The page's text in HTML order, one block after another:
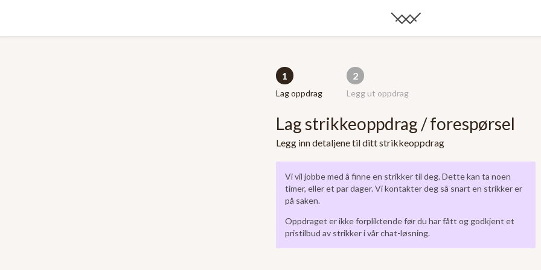
1
Lag oppdrag
2
Legg ut oppdrag
Lag strikkeoppdrag / forespørsel
Legg inn detaljene til ditt strikkeoppdrag
Vi vil jobbe med å finne en strikker til deg. Dette kan ta noen
timer, eller et par dager. Vi kontakter deg så snart en strikker er
på saken.
Oppdraget er ikke forpliktende før du har fått og godkjent et
pristilbud av strikker i vår chat-løsning.